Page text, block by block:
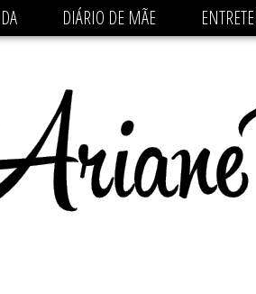
src='https://
DIÁRIO DE MÃE